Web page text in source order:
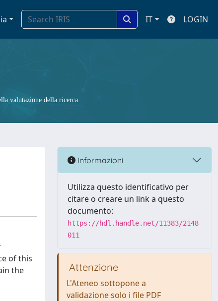
IT LOGIN
valutazione della ricerca.
of this
the
Informazioni
Utilizza questo identificativo per
citare o creare un link a questo
documento:
https://hdl.handle.net/11383/2148
011
Attenzione
L'Ateneo sottopone a
validazione solo i file PDF